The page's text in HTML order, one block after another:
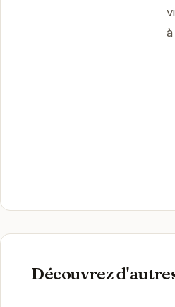
Découvrez